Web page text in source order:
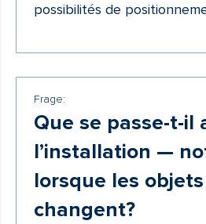
possibilités de
Frage:
Que se passe-t-il
l’installation —
lorsque les
changent?